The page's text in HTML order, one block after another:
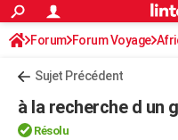
ACTUALITÉS
Politique
Société
Faits Divers
Education
Monde
Villes
+
Programme TV
TNTStreaming
Cinéma
Sorties cinéma
Musique
+FINANCE
Forum Forum Voyage
Sujet Précédent
à la recherche d un
Résolu